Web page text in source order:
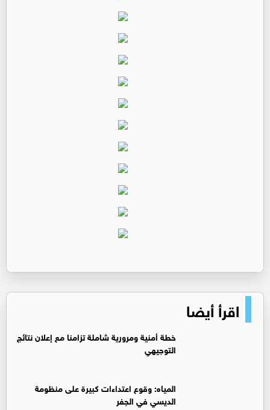
اقرأ أيضا
خطة أمنية ومرورية شاملة تزامنا مع إعلان نتائج
التوجيهي
المياه: وقوع اعتداءات كبيرة على منظومة
الديسي في الجفر